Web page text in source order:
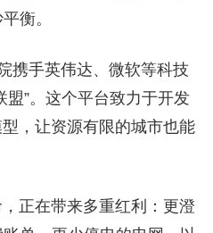
衡。
携手英伟达、微软等科技
盟”。这个平台致力于开发
，让资源有限的城市也能
正在带来多重红利：更澄